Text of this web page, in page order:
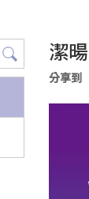
潔
分享到